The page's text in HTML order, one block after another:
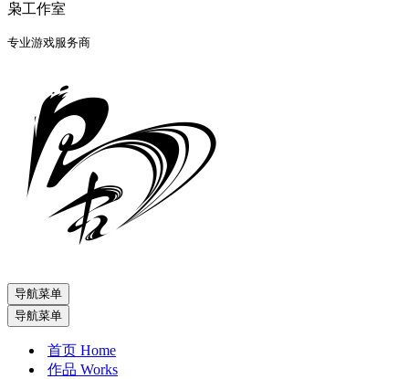
枭工作室
专业游戏服务商
导航菜单
导航菜单
首页 Home
作品 Works